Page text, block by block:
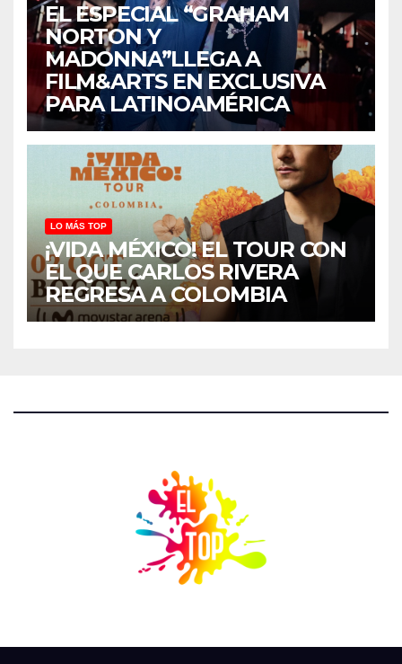
EL ESPECIAL “GRAHAM
NORTON Y
MADONNA”LLEGA A
FILM&ARTS EN EXCLUSIVA
PARA LATINOAMÉRICA
LO MÁS TOP
¡VIDA MÉXICO! EL TOUR CON
EL QUE CARLOS RIVERA
REGRESA A COLOMBIA